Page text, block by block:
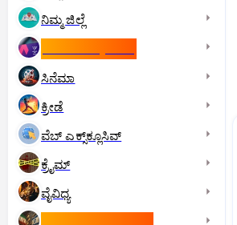
ನಿಮ್ಮ ಜಿಲ್ಲೆ
ಸಿನೆಮಾ
ಕ್ರೀಡೆ
ವೆಬ್ ಎಕ್ಸ್‌ಕ್ಲೂಸಿವ್
ಕ್ರೈಮ್
ವೈವಿಧ್ಯ